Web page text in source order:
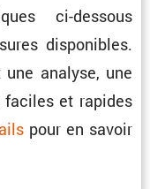
ci-dessous
dispo­nibles.
analyse, une
et rapides
pour en savoir